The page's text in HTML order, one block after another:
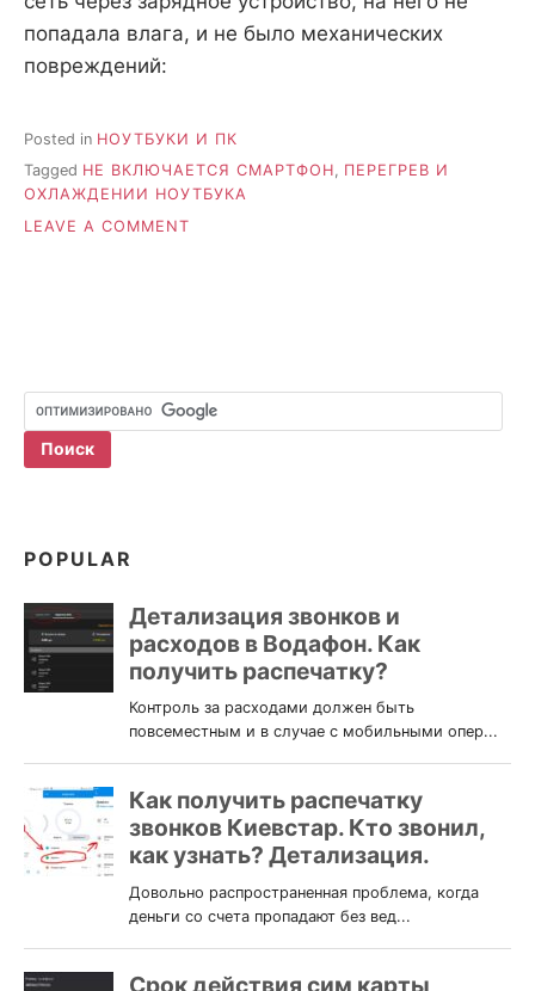
попадала влага, и не было механических
повреждений:
Posted in НОУТБУКИ И ПК
Tagged НЕ ВКЛЮЧАЕТСЯ СМАРТФОН, ПЕРЕГРЕВ И
ОХЛАЖДЕНИИ НОУТБУКА
LEAVE A COMMENT
РЕШЕНИЕ
ПРОБЛЕМЫ
POPULAR